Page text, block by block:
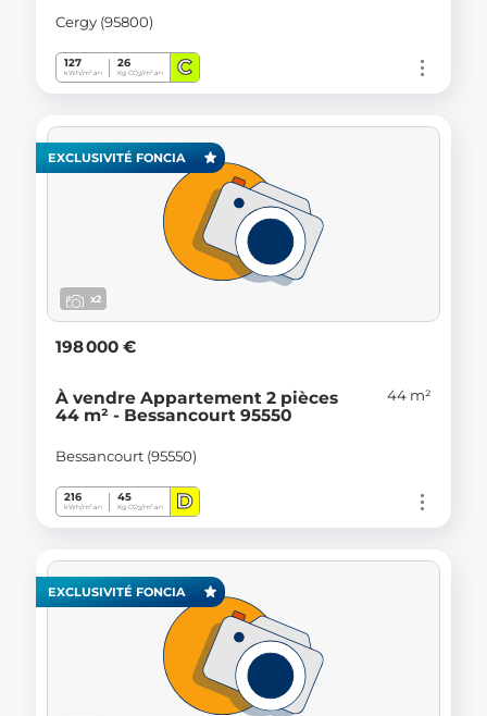
Cergy (95800)
127
kWh/m².an
26
Kg CO2/m².an C
EXCLUSIVITÉ FONCIA
x2
198 000 €
À vendre Appartement 2 pièces
44 m² - Bessancourt 95550
44 m²
Bessancourt (95550)
216
kWh/m².an
45
Kg CO2/m².an D
EXCLUSIVITÉ FONCIA